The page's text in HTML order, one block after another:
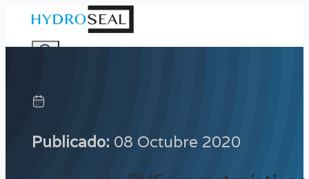
BUSCAR EN EL SITIO
Publicado: 08 Octubre 2020